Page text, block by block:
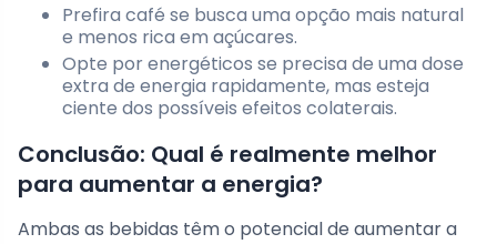
Prefira café se busca uma opção mais natural
e menos rica em açúcares.
Opte por energéticos se precisa de uma dose
extra de energia rapidamente, mas esteja
ciente dos possíveis efeitos colaterais.
Conclusão: Qual é realmente melhor
para aumentar a energia?
Ambas as bebidas têm o potencial de aumentar a